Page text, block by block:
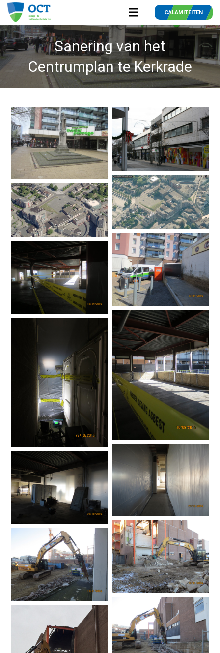
CALAMITEITEN
Sanering van het
Centrumplan te Kerkrade